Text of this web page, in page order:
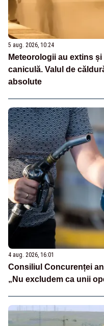
5 aug. 2026, 10:24
Meteorologii au extins
caniculă. Valul de
absolute
4 aug. 2026, 16:01
Consiliul Concurenței
„Nu excludem ca unii